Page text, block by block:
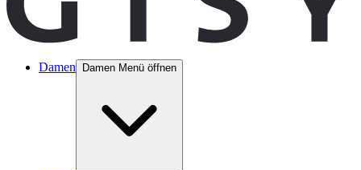
Damen Damen Menü öffnen